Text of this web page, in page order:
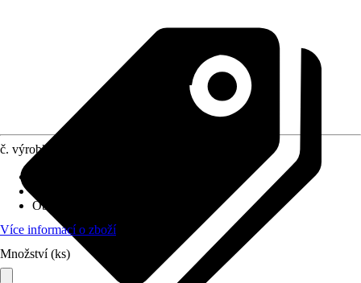
č. výrobku
Obsah
Více informací o zboží
Množství (ks)